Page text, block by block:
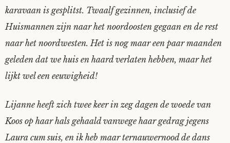
Tom Mathys
Vorrion
Zofianina
karavaan is gesplitst. Twaalf gezinnen, inclusief de
Huismannen zijn naar het noordoosten gegaan en de rest
naar het noordwesten. Het is nog maar een paar maanden
geleden dat we huis en haard verlaten hebben, maar het
lijkt wel een eeuwigheid!
Lijanne heeft zich twee keer in zeg dagen de woede van
Koos op haar hals gehaald vanwege haar gedrag jegens
Laura cum suis, en ik heb maar ternauwernood de dans